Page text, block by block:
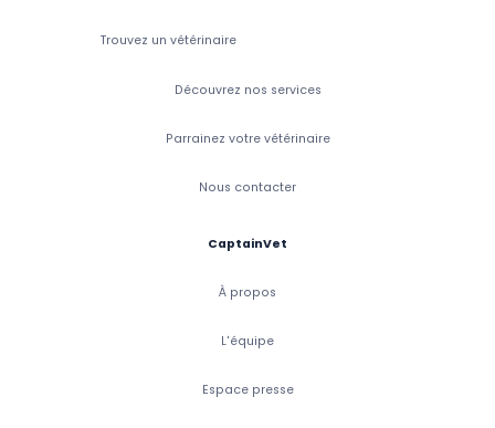
Trouvez un vétérinaire
Découvrez nos services
Parrainez votre vétérinaire
Nous contacter
CaptainVet
À propos
L'équipe
Espace presse